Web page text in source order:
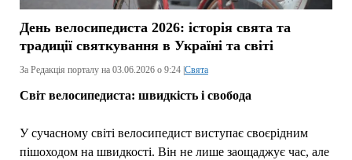
День велосипедиста 2026: історія свята та
традиції святкування в Україні та світі
За Редакція порталу на 03.06.2026 о 9:24 | Свята
Світ велосипедиста: швидкість і свобода
У сучасному світі велосипедист виступає своєрідним
пішоходом на швидкості. Він не лише заощаджує час, але